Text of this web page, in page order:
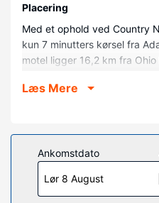
Placering
Med et ophold ved Country
kun 7 minutters kørsel fra
motel ligger 16,2 km fra
Værelser
værelser, der indeholder
Wi-Fi kan du altid komme
sørger for
kombination af bruser/
inkluderer skriveborde og
Læs Mere
Ankomstdato
Lør 8 August